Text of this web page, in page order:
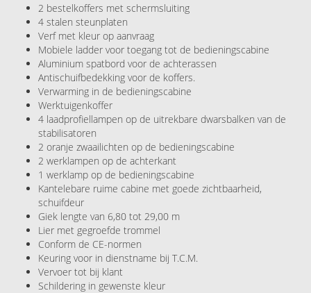
2 bestelkoffers met schermsluiting
4 stalen steunplaten
Verf met kleur op aanvraag
Mobiele ladder voor toegang tot de bedieningscabine
Aluminium spatbord voor de achterassen
Antischuifbedekking voor de koffers.
Verwarming in de bedieningscabine
Werktuigenkoffer
4 laadprofiellampen op de uitrekbare dwarsbalken van de
stabilisatoren
2 oranje zwaailichten op de bedieningscabine
2 werklampen op de achterkant
1 werklamp op de bedieningscabine
Kantelebare ruime cabine met goede zichtbaarheid,
schuifdeur
Giek lengte van 6,80 tot 29,00 m
Lier met gegroefde trommel
Conform de CE-normen
Keuring voor in dienstname bij T.C.M.
Vervoer tot bij klant
Schildering in gewenste kleur